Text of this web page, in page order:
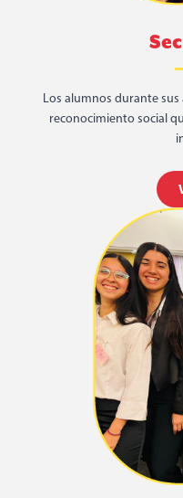
Los alumnos durante
reconocimiento social